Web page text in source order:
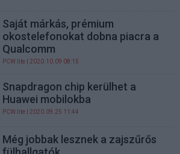
Saját márkás, prémium
okostelefonokat dobna piacra a
Qualcomm
PCW.lite | 2020.10.09 08:15
Snapdragon chip kerülhet a
Huawei mobilokba
PCW.lite | 2020.09.25 11:44
Még jobbak lesznek a zajszűrős